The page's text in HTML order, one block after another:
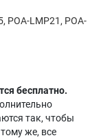
Sanyo PLC-XU22
Sanyo PLC-XU22N
POA-LMP21, POA-
бесплатно.
так, чтобы
же, все